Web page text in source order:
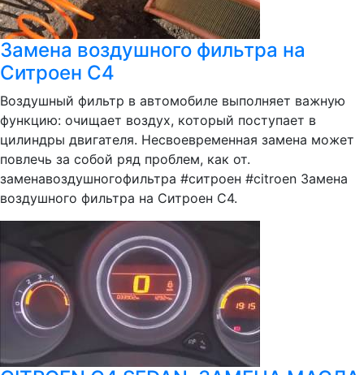
Замена воздушного фильтра на
Ситроен С4
Воздушный фильтр в автомобиле выполняет важную
функцию: очищает воздух, который поступает в
цилиндры двигателя. Несвоевременная замена может
повлечь за собой ряд проблем, как от.
заменавоздушногофильтра #ситроен #citroen Замена
воздушного фильтра на Ситроен С4.